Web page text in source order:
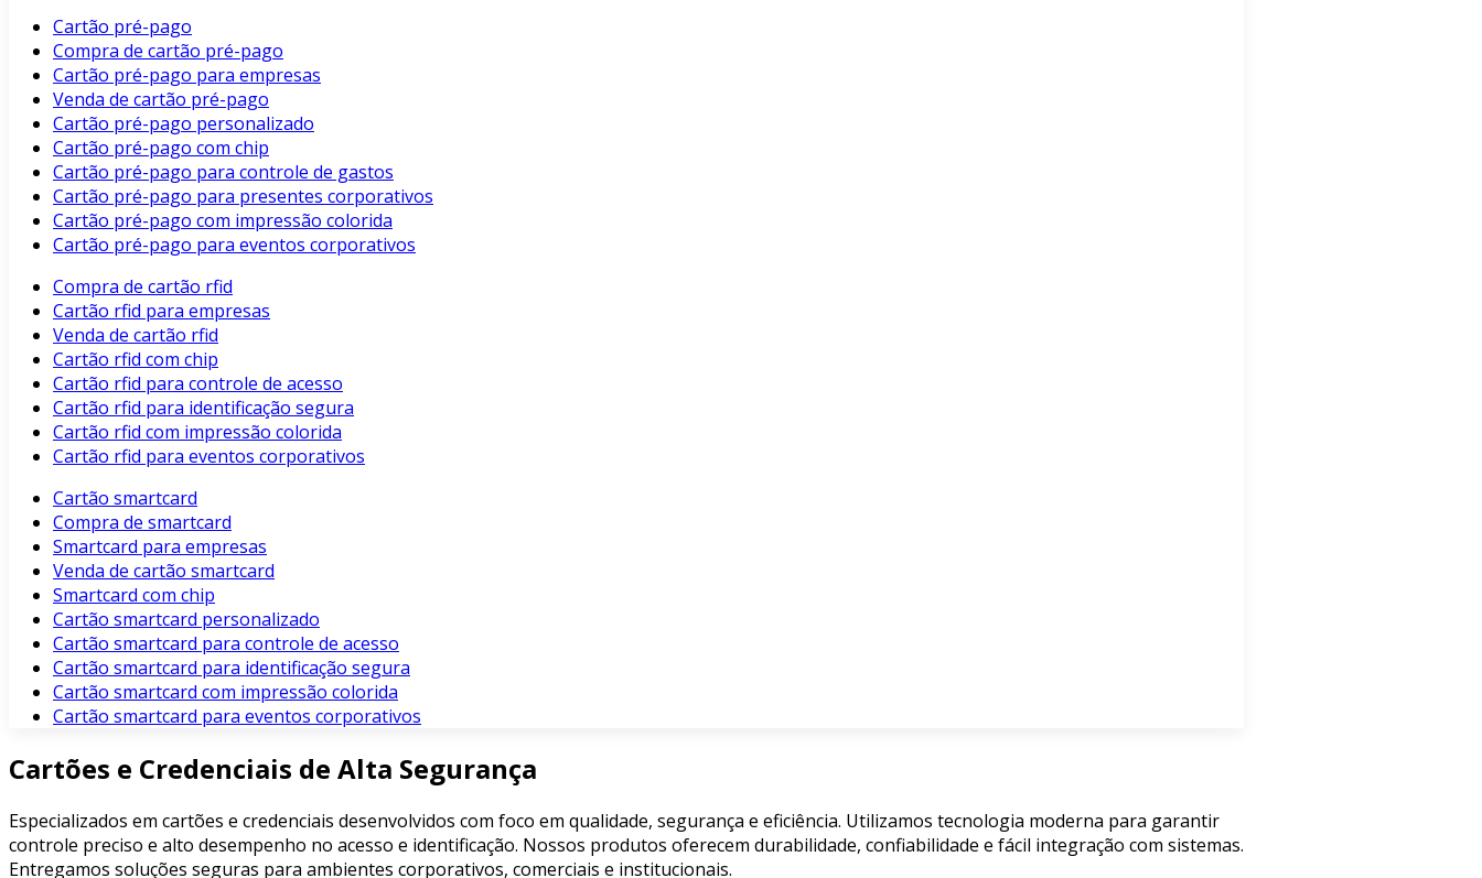
Cartão pré-pago
Compra de cartão pré-pago
Cartão pré-pago para empresas
Venda de cartão pré-pago
Cartão pré-pago personalizado
Cartão pré-pago com chip
Cartão pré-pago para controle de gastos
Cartão pré-pago para presentes corporativos
Cartão pré-pago com impressão colorida
Cartão pré-pago para eventos corporativos
Compra de cartão rfid
Cartão rfid para empresas
Venda de cartão rfid
Cartão rfid com chip
Cartão rfid para controle de acesso
Cartão rfid para identificação segura
Cartão rfid com impressão colorida
Cartão rfid para eventos corporativos
Cartão smartcard
Compra de smartcard
Smartcard para empresas
Venda de cartão smartcard
Smartcard com chip
Cartão smartcard personalizado
Cartão smartcard para controle de acesso
Cartão smartcard para identificação segura
Cartão smartcard com impressão colorida
Cartão smartcard para eventos corporativos
Cartões e Credenciais de Alta Segurança
Especializados em cartões e credenciais desenvolvidos com foco em qualidade, segurança e eficiência. Utilizamos tecnologia moderna para garantir
controle preciso e alto desempenho no acesso e identificação. Nossos produtos oferecem durabilidade, confiabilidade e fácil integração com sistemas.
Entregamos soluções seguras para ambientes corporativos, comerciais e institucionais.